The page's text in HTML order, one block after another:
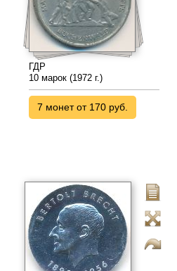
ГДР
10 марок (1972 г.)
7 монет от 170 руб.